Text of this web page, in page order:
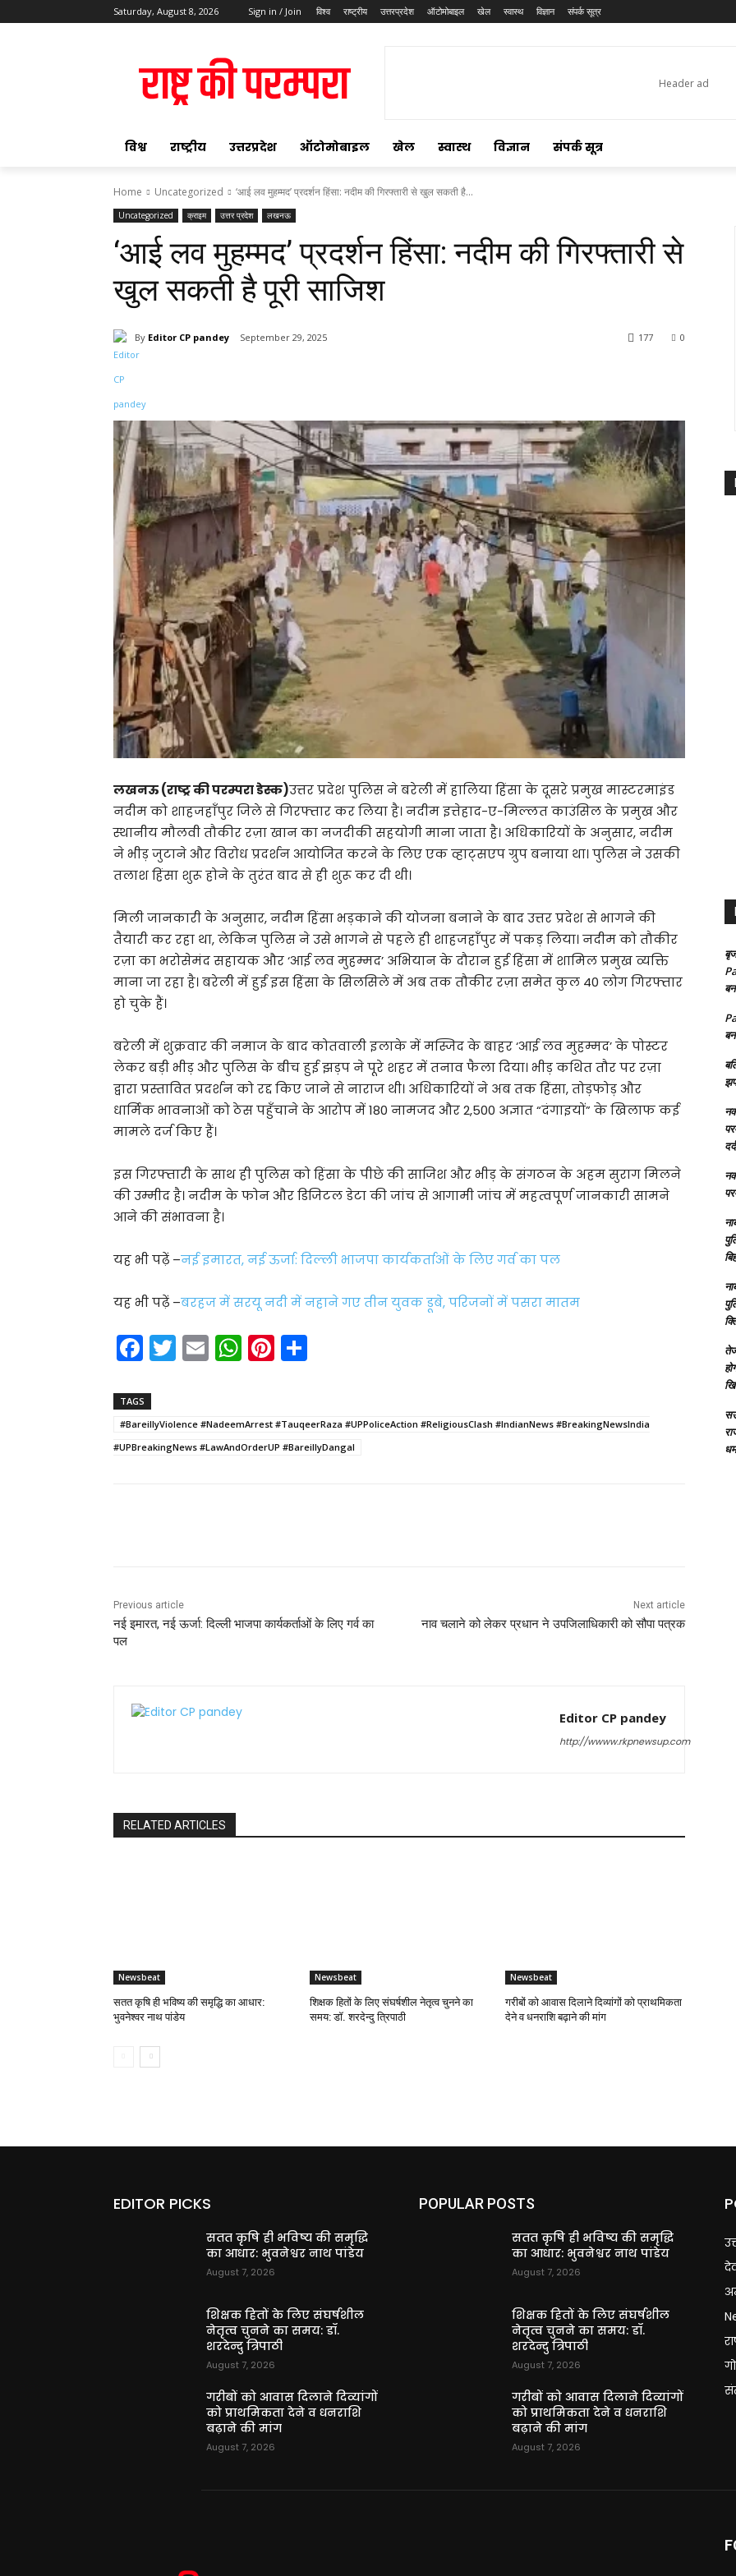
Saturday, August 8, 2026 Sign in / Join विश्व राष्ट्रीय उत्तरप्रदेश ऑटोमोबाइल खेल स्वास्थ विज्ञान संपर्क सूत्र
विश्व राष्ट्रीय उत्तरप्रदेश ऑटोमोबाइल खेल स्वास्थ विज्ञान संपर्क सूत्र
Home Uncategorized ‘आई लव मुहम्मद’ प्रदर्शन हिंसा: नदीम की गिरफ्तारी से खुल सकती है...
Uncategorized क्राइम उत्तर प्रदेश लखनऊ
‘आई लव मुहम्मद’ प्रदर्शन हिंसा: नदीम की गिरफ्तारी से
खुल सकती है पूरी साजिश
By Editor CP pandey September 29, 2025 0
177
लखनऊ (राष्ट्र की परम्परा डेस्क)उत्तर प्रदेश पुलिस ने बरेली में हालिया हिंसा के दूसरे प्रमुख मास्टरमाइंड
नदीम को शाहजहाँपुर जिले से गिरफ्तार कर लिया है। नदीम इत्तेहाद-ए-मिल्लत काउंसिल के प्रमुख और
स्थानीय मौलवी तौकीर रज़ा खान का नजदीकी सहयोगी माना जाता है। अधिकारियों के अनुसार, नदीम
ने भीड़ जुटाने और विरोध प्रदर्शन आयोजित करने के लिए एक व्हाट्सएप ग्रुप बनाया था। पुलिस ने उसकी
तलाश हिंसा शुरू होने के तुरंत बाद से ही शुरू कर दी थी।
मिली जानकारी के अनुसार, नदीम हिंसा भड़काने की योजना बनाने के बाद उत्तर प्रदेश से भागने की
तैयारी कर रहा था, लेकिन पुलिस ने उसे भागने से पहले ही शाहजहाँपुर में पकड़ लिया। नदीम को तौकीर
रज़ा का भरोसेमंद सहायक और ‘आई लव मुहम्मद’ अभियान के दौरान हुई हिंसा में शामिल प्रमुख व्यक्ति
माना जा रहा है। बरेली में हुई इस हिंसा के सिलसिले में अब तक तौकीर रज़ा समेत कुल 40 लोग गिरफ्तार
हो चुके हैं।
बरेली में शुक्रवार की नमाज के बाद कोतवाली इलाके में मस्जिद के बाहर ‘आई लव मुहम्मद’ के पोस्टर
लेकर बड़ी भीड़ और पुलिस के बीच हुई झड़प ने पूरे शहर में तनाव फैला दिया। भीड़ कथित तौर पर रज़ा
द्वारा प्रस्तावित प्रदर्शन को रद्द किए जाने से नाराज थी। अधिकारियों ने अब तक हिंसा, तोड़फोड़ और
धार्मिक भावनाओं को ठेस पहुँचाने के आरोप में 180 नामजद और 2,500 अज्ञात “दंगाइयों” के खिलाफ कई
मामले दर्ज किए हैं।
इस गिरफ्तारी के साथ ही पुलिस को हिंसा के पीछे की साजिश और भीड़ के संगठन के अहम सुराग मिलने
की उम्मीद है। नदीम के फोन और डिजिटल डेटा की जांच से आगामी जांच में महत्वपूर्ण जानकारी सामने
आने की संभावना है।
यह भी पढ़ें –नई इमारत, नई ऊर्जा: दिल्ली भाजपा कार्यकर्ताओं के लिए गर्व का पल
यह भी पढ़ें –बरहज में सरयू नदी में नहाने गए तीन युवक डूबे, परिजनों में पसरा मातम
F
a
c
e
b
T
w
er
E
m
l
W
h
ts
A
Pi
nt
e
st
e
TAGS
#BareillyViolence #NadeemArrest #TauqeerRaza #UPPoliceAction #ReligiousClash #IndianNews #BreakingNewsIndia
#UPBreakingNews #LawAndOrderUP #BareillyDangal
Previous article
नई इमारत, नई ऊर्जा: दिल्ली भाजपा कार्यकर्ताओं के लिए गर्व का
पल
Next article
नाव चलाने को लेकर प्रधान ने उपजिलाधिकारी को सौपा पत्रक
Editor CP pandey
http://wwww.rkpnewsup.com
RELATED ARTICLES
Newsbeat
सतत कृषि ही भविष्य की समृद्धि का आधार:
भुवनेश्वर नाथ पांडेय
Newsbeat
शिक्षक हितों के लिए संघर्षशील नेतृत्व चुनने का
समय: डॉ. शरदेन्दु त्रिपाठी
Newsbeat
गरीबों को आवास दिलाने दिव्यांगों को प्राथमिकता
देने व धनराशि बढ़ाने की मांग
EDITOR PICKS
सतत कृषि ही भविष्य की समृद्धि
का आधार: भुवनेश्वर नाथ पांडेय
August 7, 2026
शिक्षक हितों के लिए संघर्षशील
नेतृत्व चुनने का समय: डॉ.
शरदेन्दु त्रिपाठी
August 7, 2026
गरीबों को आवास दिलाने दिव्यांगों
को प्राथमिकता देने व धनराशि
बढ़ाने की मांग
August 7, 2026
POPULAR POSTS
सतत कृषि ही भविष्य की समृद्धि
का आधार: भुवनेश्वर नाथ पांडेय
August 7, 2026
शिक्षक हितों के लिए संघर्षशील
नेतृत्व चुनने का समय: डॉ.
शरदेन्दु त्रिपाठी
August 7, 2026
गरीबों को आवास दिलाने दिव्यांगों
को प्राथमिकता देने व धनराशि
बढ़ाने की मांग
August 7, 2026